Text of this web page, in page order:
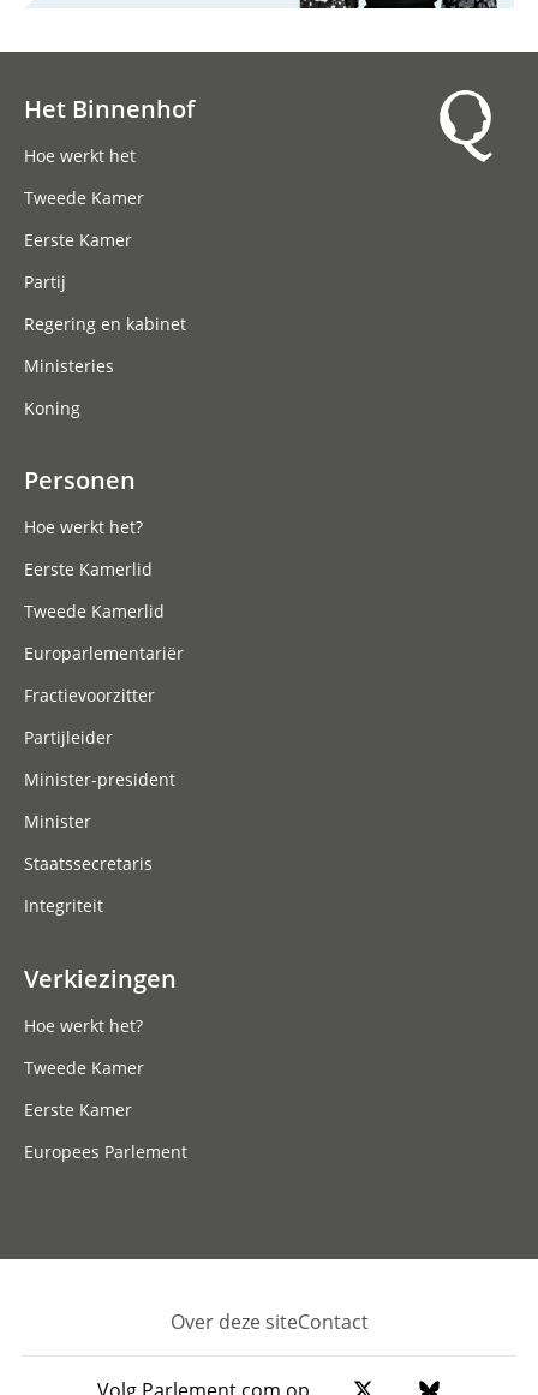
Het Binnenhof
Hoe werkt het
Tweede Kamer
Eerste Kamer
Partij
Regering en kabinet
Ministeries
Koning
Personen
Hoe werkt het?
Eerste Kamerlid
Tweede Kamerlid
Europarlementariër
Fractievoorzitter
Partijleider
Minister-president
Minister
Staatssecretaris
Integriteit
Verkiezingen
Hoe werkt het?
Tweede Kamer
Eerste Kamer
Europees Parlement
Footer
Over deze siteContact